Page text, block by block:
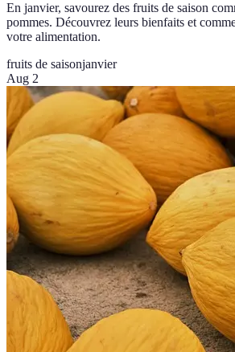
En janvier, savourez des fruits de saison
pommes. Découvrez leurs bienfaits et
votre alimentation.
fruits de saisonjanvier
Aug 2